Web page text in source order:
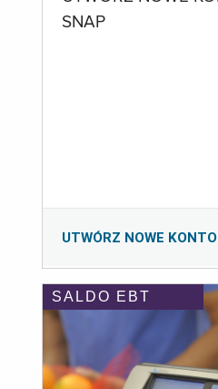
SNAP
UTWÓRZ NOWE KONTO
SALDO EBT